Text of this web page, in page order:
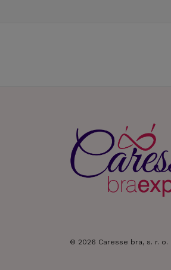
© 2026 Caresse bra, s. r. o. |